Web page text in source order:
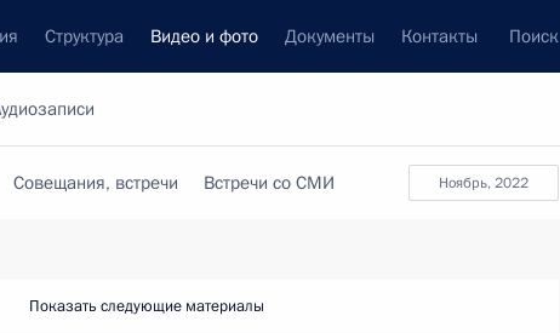
Структура Видео и фото Документы Контакты Поиск
ноябрь, 2022
Совещания, встречи Встречи со СМИ
Показать следующие материалы